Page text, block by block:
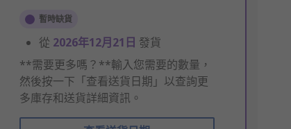
暫時缺貨
從 2026年12月21日 發貨
**需要更多嗎？**輸入您需要的數量，
然後按一下「查看送貨日期」以查詢更
多庫存和送貨詳細資訊。